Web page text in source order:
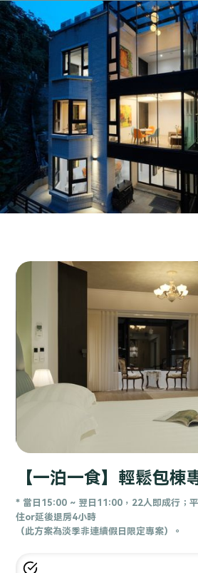
【一泊一食】輕鬆包棟
* 當日15:00 ~ 翌日11:00，22人即成行；
住or延後退房4小時
（此方案為淡季非連續假日限定專案）。